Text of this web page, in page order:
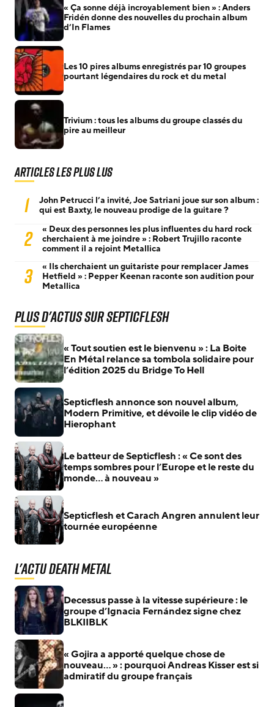
« Ça sonne déjà incroyablement bien » : Anders
Fridén donne des nouvelles du prochain album
d’In Flames
Les 10 pires albums enregistrés par 10 groupes
pourtant légendaires du rock et du metal
Trivium : tous les albums du groupe classés du
pire au meilleur
Articles les plus lus
1
John Petrucci l’a invité, Joe Satriani joue sur son album :
qui est Baxty, le nouveau prodige de la guitare ?
2
« Deux des personnes les plus influentes du hard rock
cherchaient à me joindre » : Robert Trujillo raconte
comment il a rejoint Metallica
3
« Ils cherchaient un guitariste pour remplacer James
Hetfield » : Pepper Keenan raconte son audition pour
Metallica
Plus d'actus sur Septicflesh
« Tout soutien est le bienvenu » : La Boite
En Métal relance sa tombola solidaire pour
l’édition 2025 du Bridge To Hell
Septicflesh annonce son nouvel album,
Modern Primitive, et dévoile le clip vidéo de
Hierophant
Le batteur de Septicflesh : « Ce sont des
temps sombres pour l’Europe et le reste du
monde… à nouveau »
Septicflesh et Carach Angren annulent leur
tournée européenne
L'actu Death Metal
Decessus passe à la vitesse supérieure : le
groupe d’Ignacia Fernández signe chez
BLKIIBLK
« Gojira a apporté quelque chose de
nouveau… » : pourquoi Andreas Kisser est si
admiratif du groupe français